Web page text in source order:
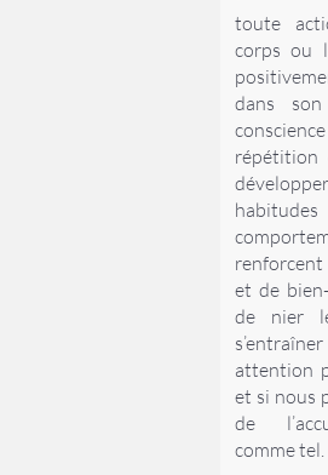
toute
corps ou
dans
répétition
et de
de nier
attention
et si nous
de
comme tel.